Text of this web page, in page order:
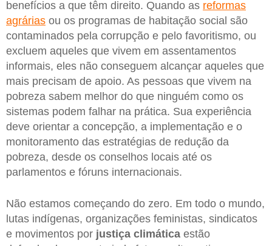
benefícios a que têm direito. Quando as reformas
agrárias ou os programas de habitação social são
contaminados pela corrupção e pelo favoritismo, ou
excluem aqueles que vivem em assentamentos
informais, eles não conseguem alcançar aqueles que
mais precisam de apoio. As pessoas que vivem na
pobreza sabem melhor do que ninguém como os
sistemas podem falhar na prática. Sua experiência
deve orientar a concepção, a implementação e o
monitoramento das estratégias de redução da
pobreza, desde os conselhos locais até os
parlamentos e fóruns internacionais.
Não estamos começando do zero. Em todo o mundo,
lutas indígenas, organizações feministas, sindicatos
e movimentos por justiça climática estão